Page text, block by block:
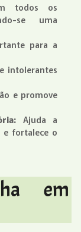
todos os
se uma
para a
intolerantes
e promove
Ajuda a
e fortalece o
em